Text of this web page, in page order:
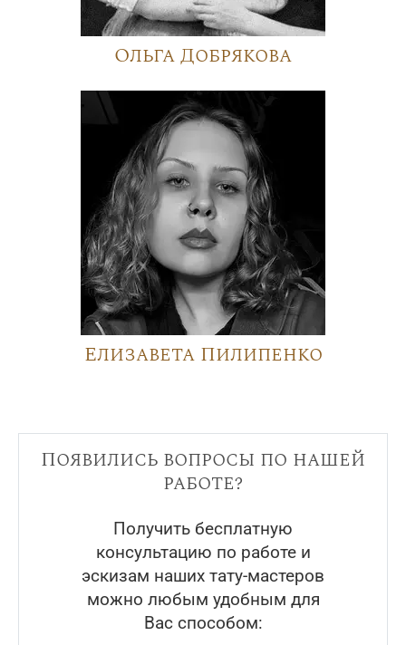
Ольга Добрякова
Елизавета Пилипенко
Появились вопросы по нашей
работе?
Получить бесплатную
консультацию по работе и
эскизам наших тату-мастеров
можно любым удобным для
Вас способом: